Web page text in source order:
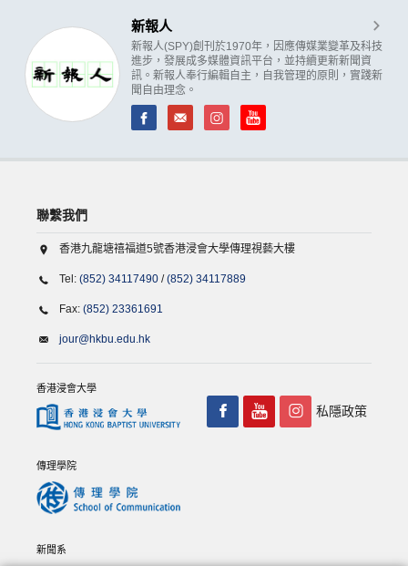
新報人
新報人(SPY)創刊於1970年，因應傳媒業變革及科技
進步，發展成多媒體資訊平台，並持續更新新聞資
訊。新報人奉行編輯自主，自我管理的原則，實踐新
聞自由理念。
聯繫我們
香港九龍塘禧福道5號香港浸會大學傳理視藝大樓
Tel: (852) 34117490 /(852) 34117889
Fax: (852) 23361691
jour@hkbu.edu.hk
香港浸會大學
傳理學院
新聞系
私隱政策